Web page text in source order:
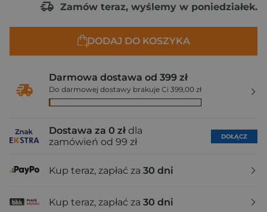
Zamów teraz, wyślemy w poniedziałek.
DODAJ DO KOSZYKA
Darmowa dostawa od 399 zł
Do darmowej dostawy brakuje Ci 399,00 zł
Dostawa za 0 zł dla
zamówień od 99 zł
DOŁĄCZ
Kup teraz, zapłać za 30 dni
Kup teraz, zapłać za 30 dni